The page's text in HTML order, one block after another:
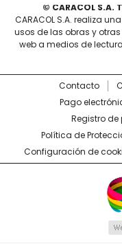
© CARACOL
CARACOL S.A. realiza
usos de las obras y
web a medios de
Contacto
Pago
Registro de
Política de
Configuración de